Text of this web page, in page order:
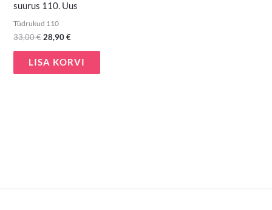
suurus 110. Uus
Tüdrukud 110
33,00€28,90€
LISA KORVI